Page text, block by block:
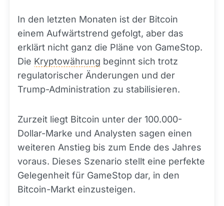
In den letzten Monaten ist der Bitcoin
einem Aufwärtstrend gefolgt, aber das
erklärt nicht ganz die Pläne von GameStop.
Die Kryptowährung beginnt sich trotz
regulatorischer Änderungen und der
Trump-Administration zu stabilisieren.
Zurzeit liegt Bitcoin unter der 100.000-
Dollar-Marke und Analysten sagen einen
weiteren Anstieg bis zum Ende des Jahres
voraus. Dieses Szenario stellt eine perfekte
Gelegenheit für GameStop dar, in den
Bitcoin-Markt einzusteigen.